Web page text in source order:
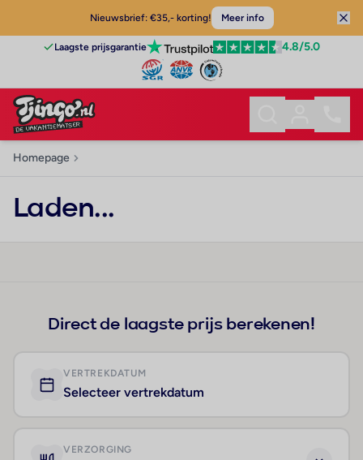
Nieuwsbrief: €35,- korting! Meer info
Laagste prijsgarantie 4.8/5.0
Homepage
Laden...
Direct de laagste prijs berekenen!
VERTREKDATUM
Selecteer vertrekdatum
VERZORGING